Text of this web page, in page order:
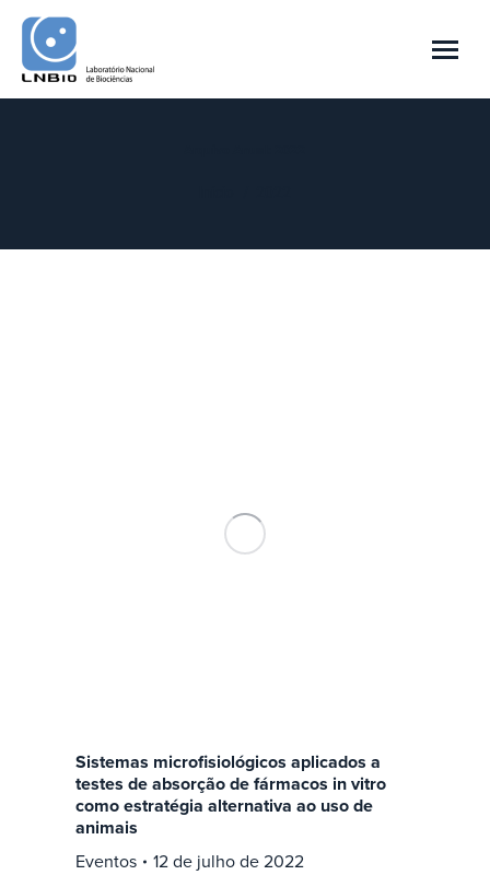
Sistemas microfisiológicos aplicados a
testes de absorção de fármacos in vitro
como estratégia alternativa ao uso de
animais
Eventos
12 de julho de 2022